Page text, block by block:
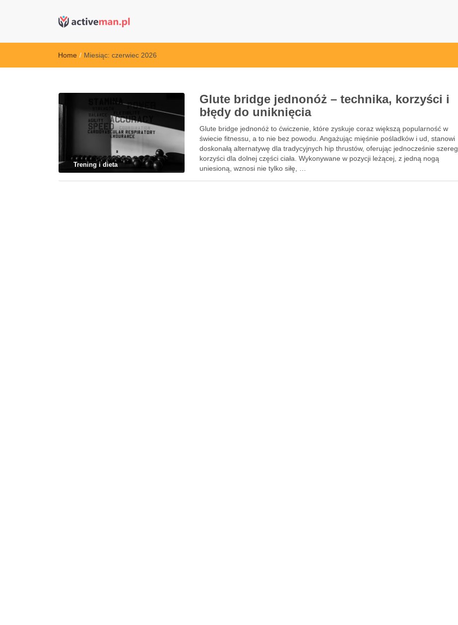
kettler serwis, sklep fitness, crossfit, rowery, sklep ze sprzętem sportowym
Home / Miesiąc: czerwiec 2026
Trening i dieta
Glute bridge jednonóż – technika, korzyści i
błędy do uniknięcia
Glute bridge jednonóż to ćwiczenie, które zyskuje coraz większą popularność w
świecie fitnessu, a to nie bez powodu. Angażując mięśnie pośladków i ud, stanowi
doskonałą alternatywę dla tradycyjnych hip thrustów, oferując jednocześnie szereg
korzyści dla dolnej części ciała. Wykonywane w pozycji leżącej, z jedną nogą
uniesioną, wznosi nie tylko siłę, …